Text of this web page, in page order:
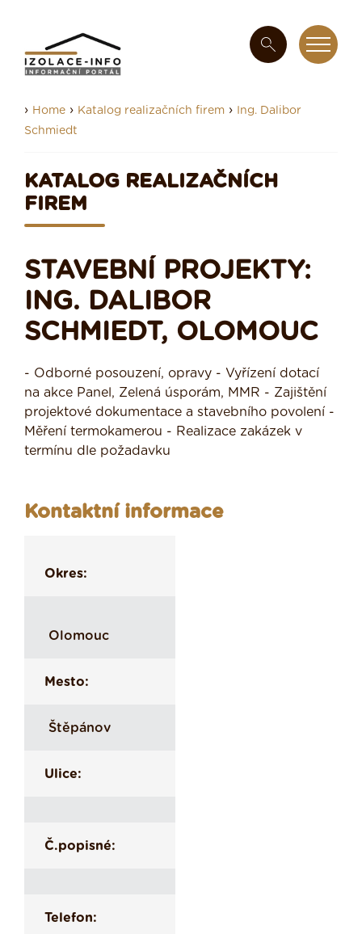
› Home › Katalog realizačních firem ›
Ing. Dalibor
Schmiedt
KATALOG REALIZAČNÍCH
FIREM
STAVEBNÍ PROJEKTY:
ING. DALIBOR
SCHMIEDT, OLOMOUC
- Odborné posouzení, opravy - Vyřízení dotací
na akce Panel, Zelená úsporám, MMR - Zajištění
projektové dokumentace a stavebního povolení -
Měření termokamerou - Realizace zakázek v
termínu dle požadavku
Kontaktní informace
Okres:
Olomouc
Mesto:
Štěpánov
Ulice:
Č.popisné:
Telefon: